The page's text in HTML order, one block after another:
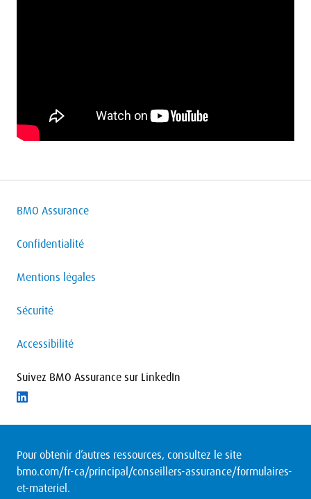
BMO Assurance
Confidentialité
Mentions légales
Sécurité
Accessibilité
Suivez BMO Assurance sur LinkedIn
Suivre LinkedIn
Pour obtenir d’autres ressources, consultez le site
bmo.com/fr-ca/principal/conseillers-assurance/formulaires-
et-materiel.